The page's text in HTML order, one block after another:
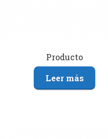
Producto
Leer más